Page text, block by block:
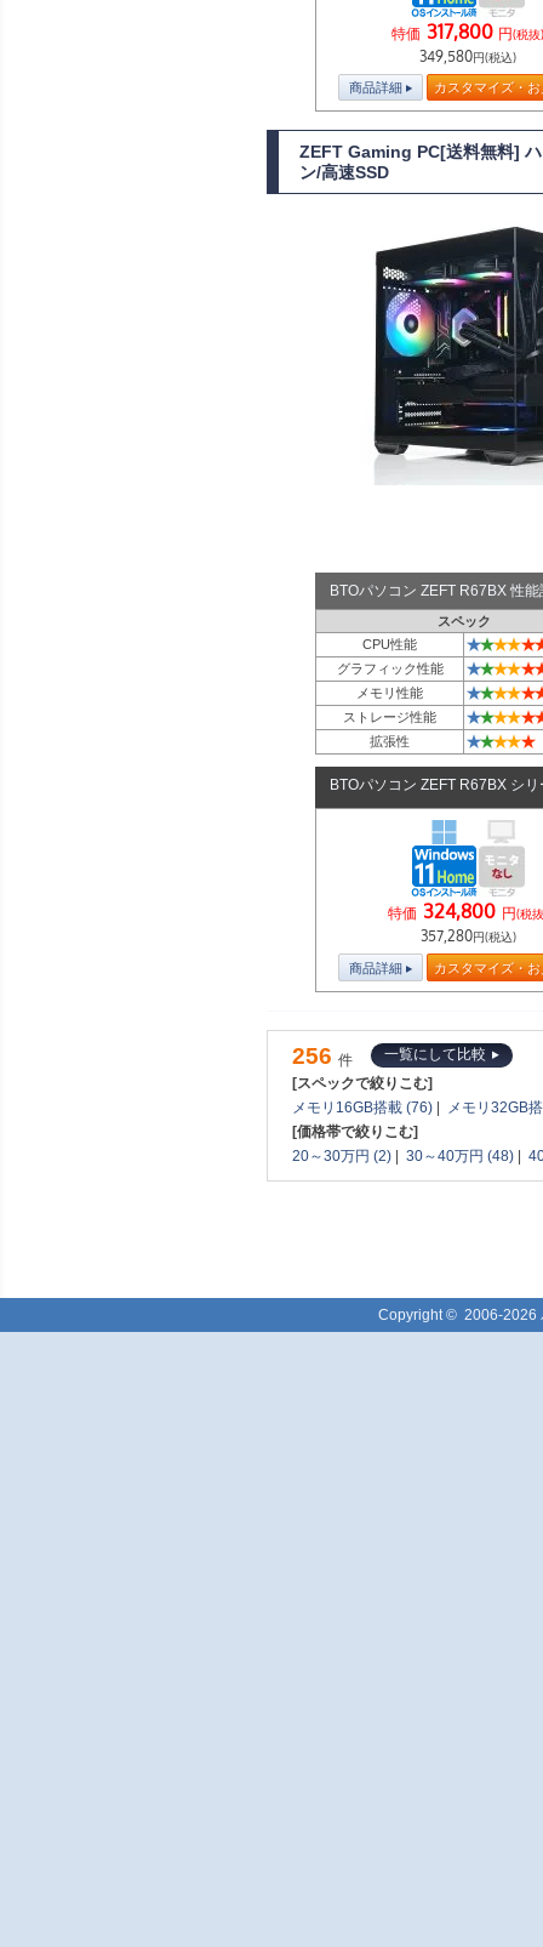
特価 317,800 円(税抜
349,580円(税込)
商品詳細 カスタマイズ・
ZEFT Gaming PC[送料無料]
ン/高速SSD
BTOパソコン ZEFT R67BX 性
スペック
CPU性能
★★★★★
グラフィック性能 ★★★★★
メモリ性能 ★★★★★
ストレージ性能 ★★★★★
拡張性 ★★★★★
BTOパソコン ZEFT R67BX シリ
特価 324,800 円(税
357,280円(税込)
商品詳細 カスタマイズ・
256 件
一覧にして比較
[スペックで絞りこむ]
メモリ16GB搭載 (76)
メモリ32GB
[価格帯で絞りこむ]
20～30万円 (2)
30～40万円 (48)
Copyright © 2006-2026